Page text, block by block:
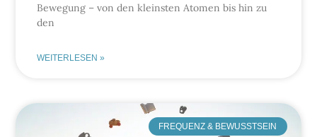
Bewegung – von den kleinsten Atomen bis hin zu
den
WEITERLESEN »
FREQUENZ & BEWUSSTSEIN